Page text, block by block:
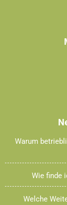
Warum
Wie finde
Welche